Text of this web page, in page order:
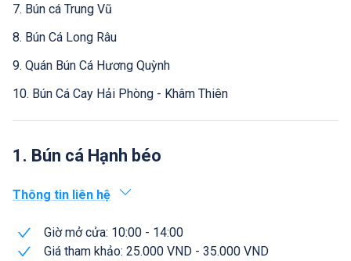
7. Bún cá Trung Vũ
8. Bún Cá Long Râu
9. Quán Bún Cá Hương Quỳnh
10. Bún Cá Cay Hải Phòng - Khâm Thiên
1. Bún cá Hạnh béo
Thông tin liên hệ
Giờ mở cửa: 10:00 - 14:00
Giá tham khảo: 25.000 VND - 35.000 VND